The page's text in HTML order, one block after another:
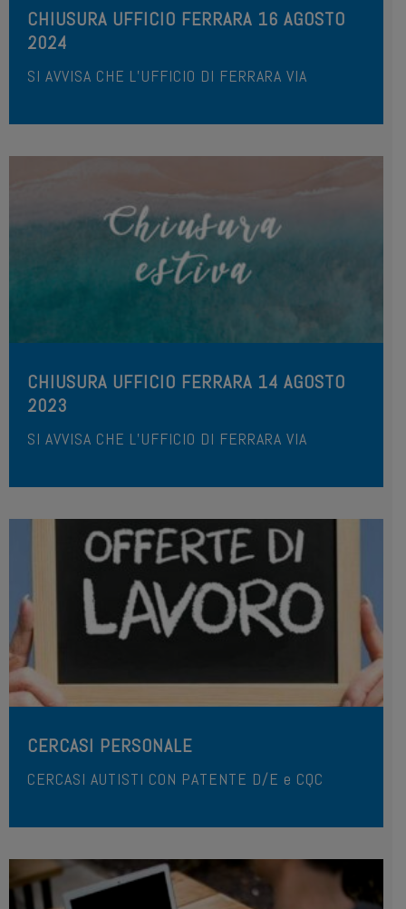
CHIUSURA UFFICIO FERRARA 16 AGOSTO
2024
SI AVVISA CHE L’UFFICIO DI FERRARA VIA
CHIUSURA UFFICIO FERRARA 14 AGOSTO
2023
SI AVVISA CHE L’UFFICIO DI FERRARA VIA
CERCASI PERSONALE
CERCASI AUTISTI CON PATENTE D/E e CQC